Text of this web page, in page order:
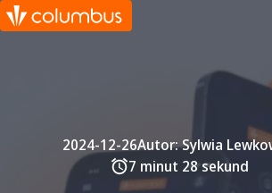
2024-12-26Autor:Sylwia
7 minut 28 sekund